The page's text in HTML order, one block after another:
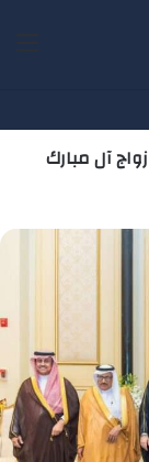
المحركات
آل مبارك